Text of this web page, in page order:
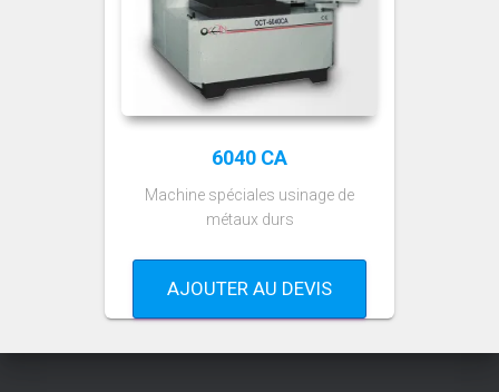
6040 CA
Machine spéciales usinage de
métaux durs
AJOUTER AU DEVIS